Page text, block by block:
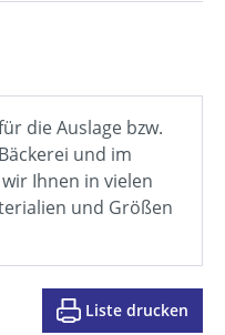
die Auslage bzw.
und im
Ihnen in vielen
und Größen
Liste drucken